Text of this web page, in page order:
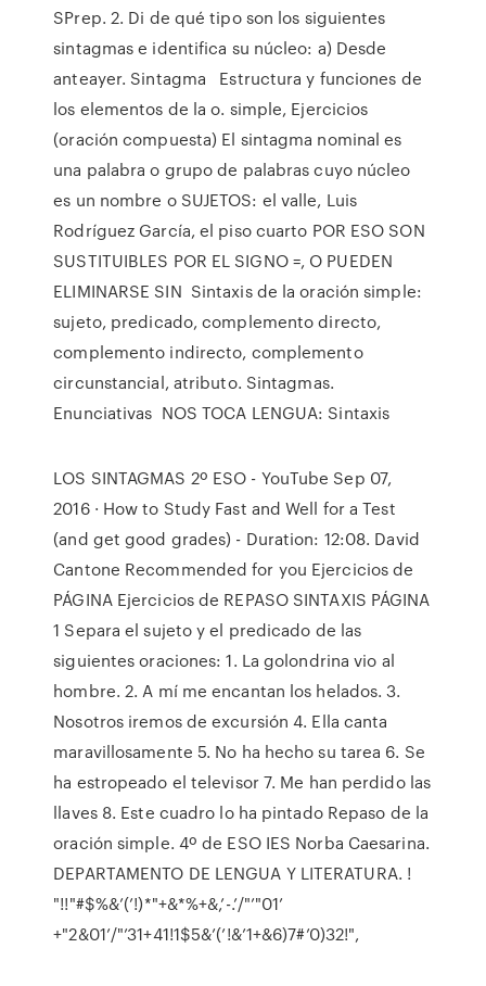
SPrep. 2. Di de qué tipo son los siguientes
sintagmas e identifica su núcleo: a) Desde
anteayer. Sintagma Estructura y funciones de
los elementos de la o. simple, Ejercicios
(oración compuesta) El sintagma nominal es
una palabra o grupo de palabras cuyo núcleo
es un nombre o SUJETOS: el valle, Luis
Rodríguez García, el piso cuarto POR ESO SON
SUSTITUIBLES POR EL SIGNO =, O PUEDEN
ELIMINARSE SIN Sintaxis de la oración simple:
sujeto, predicado, complemento directo,
complemento indirecto, complemento
circunstancial, atributo. Sintagmas.
Enunciativas NOS TOCA LENGUA: Sintaxis
LOS SINTAGMAS 2º ESO - YouTube Sep 07,
2016 · How to Study Fast and Well for a Test
(and get good grades) - Duration: 12:08. David
Cantone Recommended for you Ejercicios de
PÁGINA Ejercicios de REPASO SINTAXIS PÁGINA
1 Separa el sujeto y el predicado de las
siguientes oraciones: 1. La golondrina vio al
hombre. 2. A mí me encantan los helados. 3.
Nosotros iremos de excursión 4. Ella canta
maravillosamente 5. No ha hecho su tarea 6. Se
ha estropeado el televisor 7. Me han perdido las
llaves 8. Este cuadro lo ha pintado Repaso de la
oración simple. 4º de ESO IES Norba Caesarina.
DEPARTAMENTO DE LENGUA Y LITERATURA. !
"!!"#$%&’(’!)*"+&*%+&,’-.’/"’"01’
+"2&01’/"’31+41!1$5&’(’!&’1+&6)7#’0)32!",